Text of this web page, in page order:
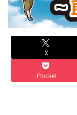
X
Pocket